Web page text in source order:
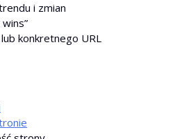
i zmian
konkretnego URL